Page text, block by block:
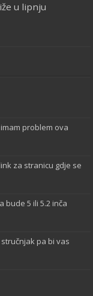
u lipnju
problem ova
za stranicu gdje se
bude 5 ili 5.2 inča
pa bi vas